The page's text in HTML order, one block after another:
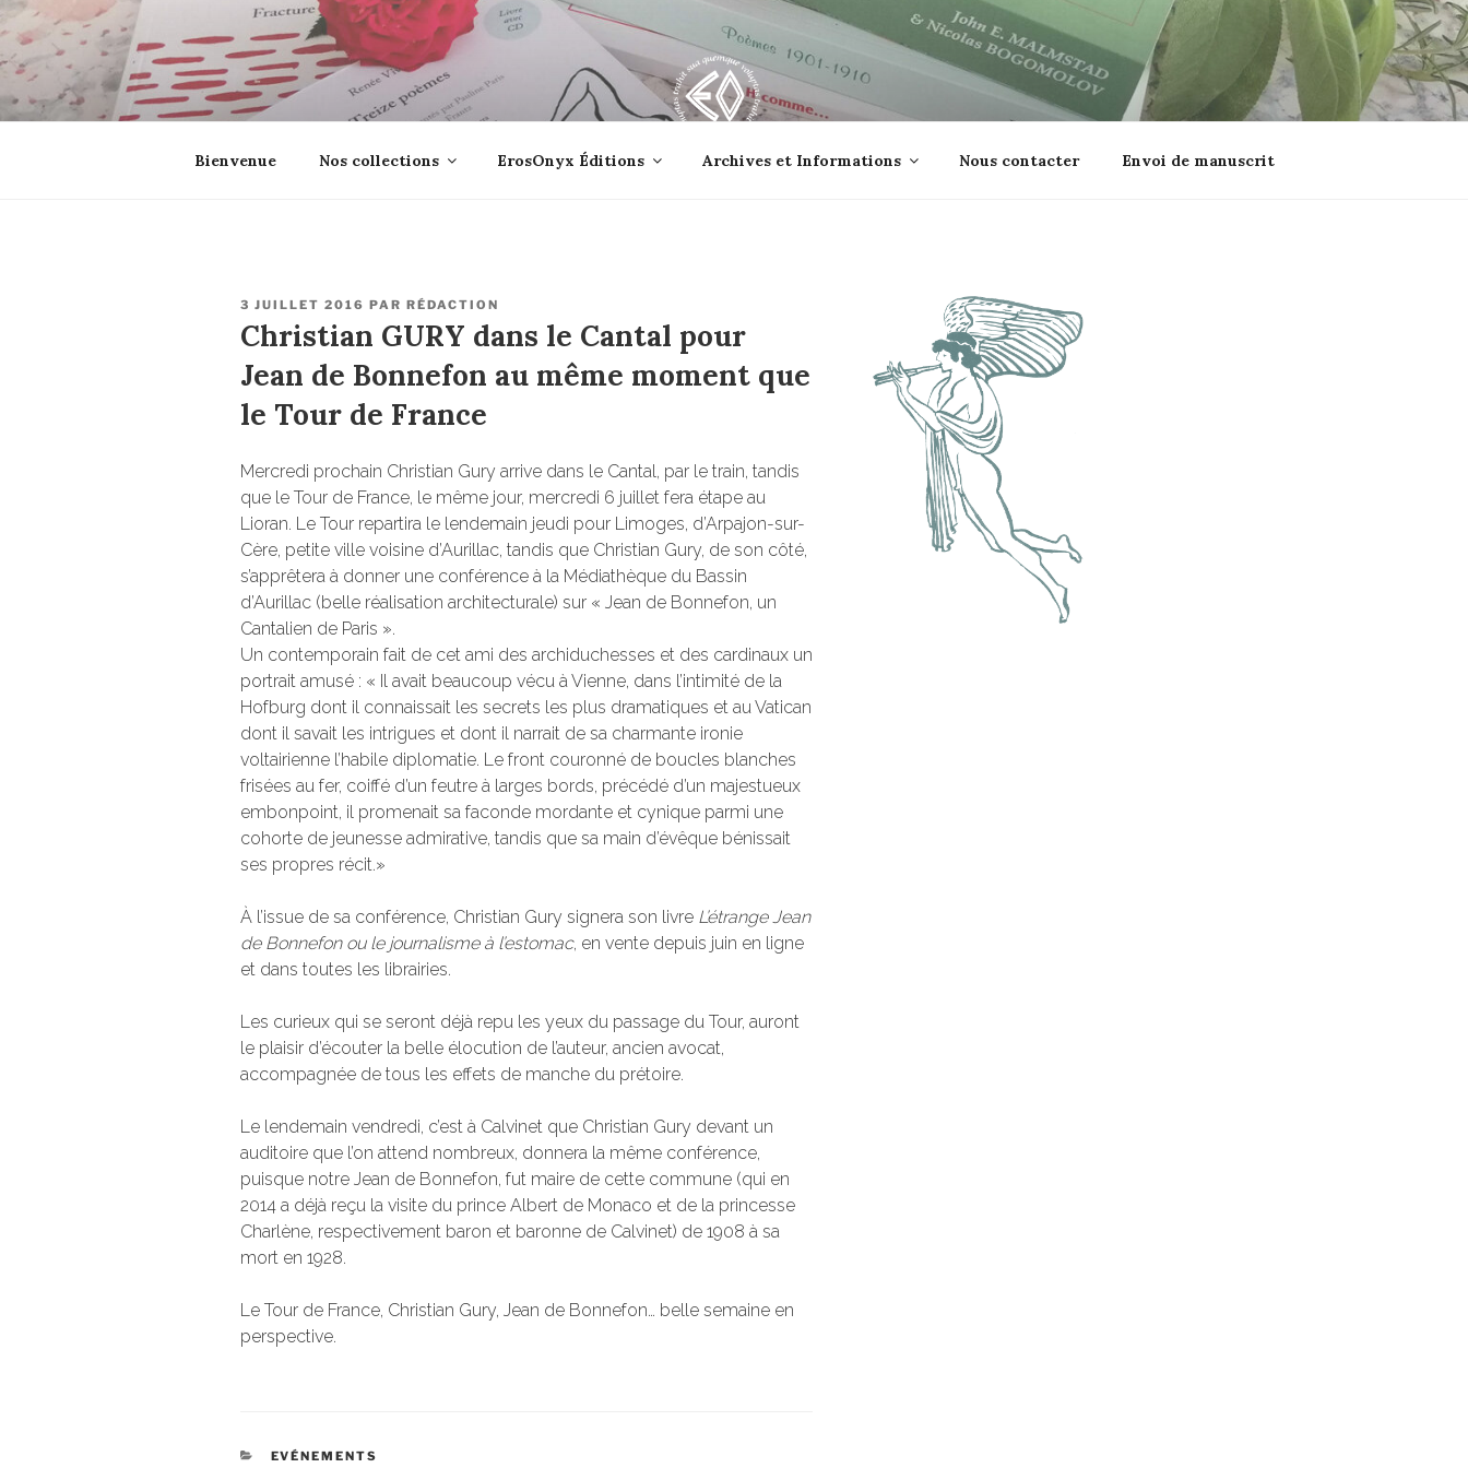
Aller
au
contenu
principal
EROSONYX
Tout livre n’est-il pas une bouteille jetée à la mer ?
Bienvenue Nos collections ErosOnyx Éditions Archives et Informations Nous contacter Envoi de manuscrit
PUBLIÉ
3 JUILLET 2016 PAR RÉDACTION
Christian GURY dans le Cantal pour
Jean de Bonnefon au même moment que
le Tour de France
Mercredi prochain Christian Gury arrive dans le Cantal, par le train, tandis
que le Tour de France, le même jour, mercredi 6 juillet fera étape au
Lioran. Le Tour repartira le lendemain jeudi pour Limoges, d’Arpajon-sur-
Cère, petite ville voisine d’Aurillac, tandis que Christian Gury, de son côté,
s’apprêtera à donner une conférence à la Médiathèque du Bassin
d’Aurillac (belle réalisation architecturale) sur « Jean de Bonnefon, un
Cantalien de Paris ».
Un contemporain fait de cet ami des archiduchesses et des cardinaux un
portrait amusé : « Il avait beaucoup vécu à Vienne, dans l’intimité de la
Hofburg dont il connaissait les secrets les plus dramatiques et au Vatican
dont il savait les intrigues et dont il narrait de sa charmante ironie
voltairienne l’habile diplomatie. Le front couronné de boucles blanches
frisées au fer, coiffé d’un feutre à larges bords, précédé d’un majestueux
embonpoint, il promenait sa faconde mordante et cynique parmi une
cohorte de jeunesse admirative, tandis que sa main d’évêque bénissait
ses propres récit.»
À l’issue de sa conférence, Christian Gury signera son livre L’étrange Jean
de Bonnefon oule journalisme à l’estomac, en vente depuis juin en ligne
et dans toutes les librairies.
Les curieux qui se seront déjà repu les yeux du passage du Tour, auront
le plaisir d’écouter la belle élocution de l’auteur, ancien avocat,
accompagnée de tous les effets de manche du prétoire.
Le lendemain vendredi, c’est à Calvinet que Christian Gury devant un
auditoire que l’on attend nombreux, donnera la même conférence,
puisque notre Jean de Bonnefon, fut maire de cette commune (qui en
2014 a déjà reçu la visite du prince Albert de Monaco et de la princesse
Charlène, respectivement baron et baronne de Calvinet) de 1908 à sa
mort en 1928.
Le Tour de France, Christian Gury, Jean de Bonnefon… belle semaine en
perspective.
CATÉGORIES
EVÉNEMENTS